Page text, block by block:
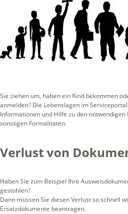
Sie ziehen um, haben ein Kind bekommen
anmelden? Die Lebenslagen im
Informationen und Hilfe zu den
sonstigen Formalitäten.
Verlust von
Haben Sie zum Beispiel Ihre
gestohlen?
Dann müssen Sie diesen Verlust so schnell
Ersatzdokumente beantragen.